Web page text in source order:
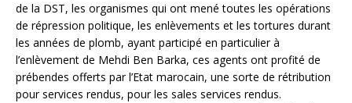
de la DST, les organismes qui ont mené toutes les opérations
de répression politique, les enlèvements et les tortures durant
les années de plomb, ayant participé en particulier à
l’enlèvement de Mehdi Ben Barka, ces agents ont profité de
prébendes offerts par l’Etat marocain, une sorte de rétribution
pour services rendus, pour les sales services rendus.